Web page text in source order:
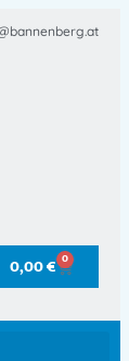
0,00€ 0